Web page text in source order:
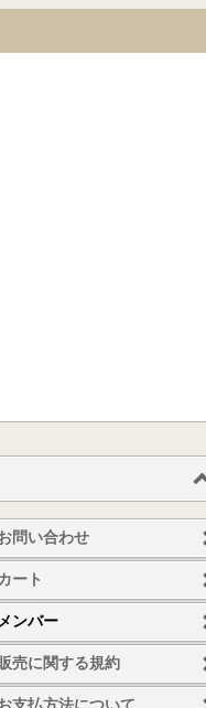
問い合わせ
ート
ンバー
売に関する規約